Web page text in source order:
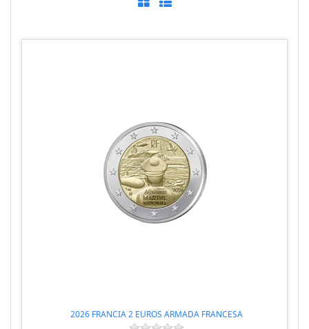
2026 FRANCIA 2 EUROS ARMADA FRANCESA